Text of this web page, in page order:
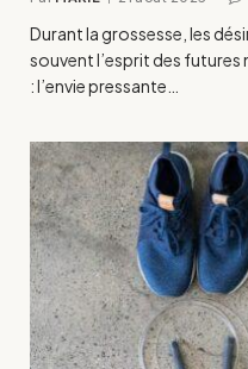
Durant la grossesse, les
souvent l’esprit des futures
: l’envie pressante…